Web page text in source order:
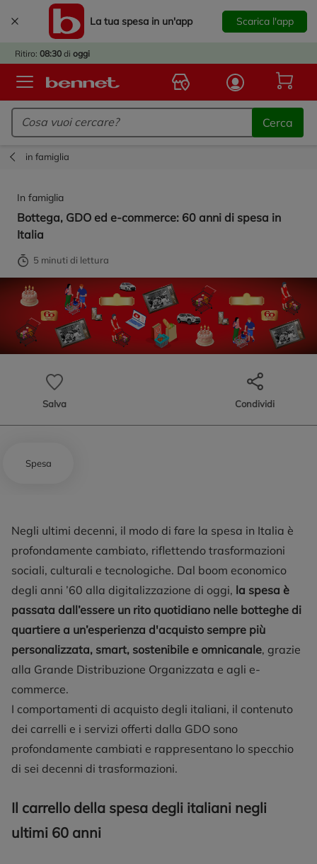
La tua spesa in un'app Scarica l'app
Ritiro: 08:30 di oggi
Logo Bennet - Torna alla homepage
Cerca
IL
in famiglia
In famiglia
Bottega, GDO ed e-commerce: 60 anni di spesa in
Italia
5 minuti di lettura
Salva Condividi
Spesa
Negli ultimi decenni, il modo di fare la spesa in Italia è
profondamente cambiato, riflettendo trasformazioni
sociali, culturali e tecnologiche. Dal boom economico
degli anni ’60 alla digitalizzazione di oggi, la spesa è
passata dall’essere un rito quotidiano nelle botteghe di
quartiere a un’esperienza d'acquisto sempre più
personalizzata, smart, sostenibile e omnicanale, grazie
alla Grande Distribuzione Organizzata e agli e-
commerce.
I comportamenti di acquisto degli italiani, il contenuto
dei carrelli e i servizi offerti dalla GDO sono
profondamente cambiati e rappresentano lo specchio
di sei decenni di trasformazioni.
Il carrello della spesa degli italiani negli
ultimi 60 anni